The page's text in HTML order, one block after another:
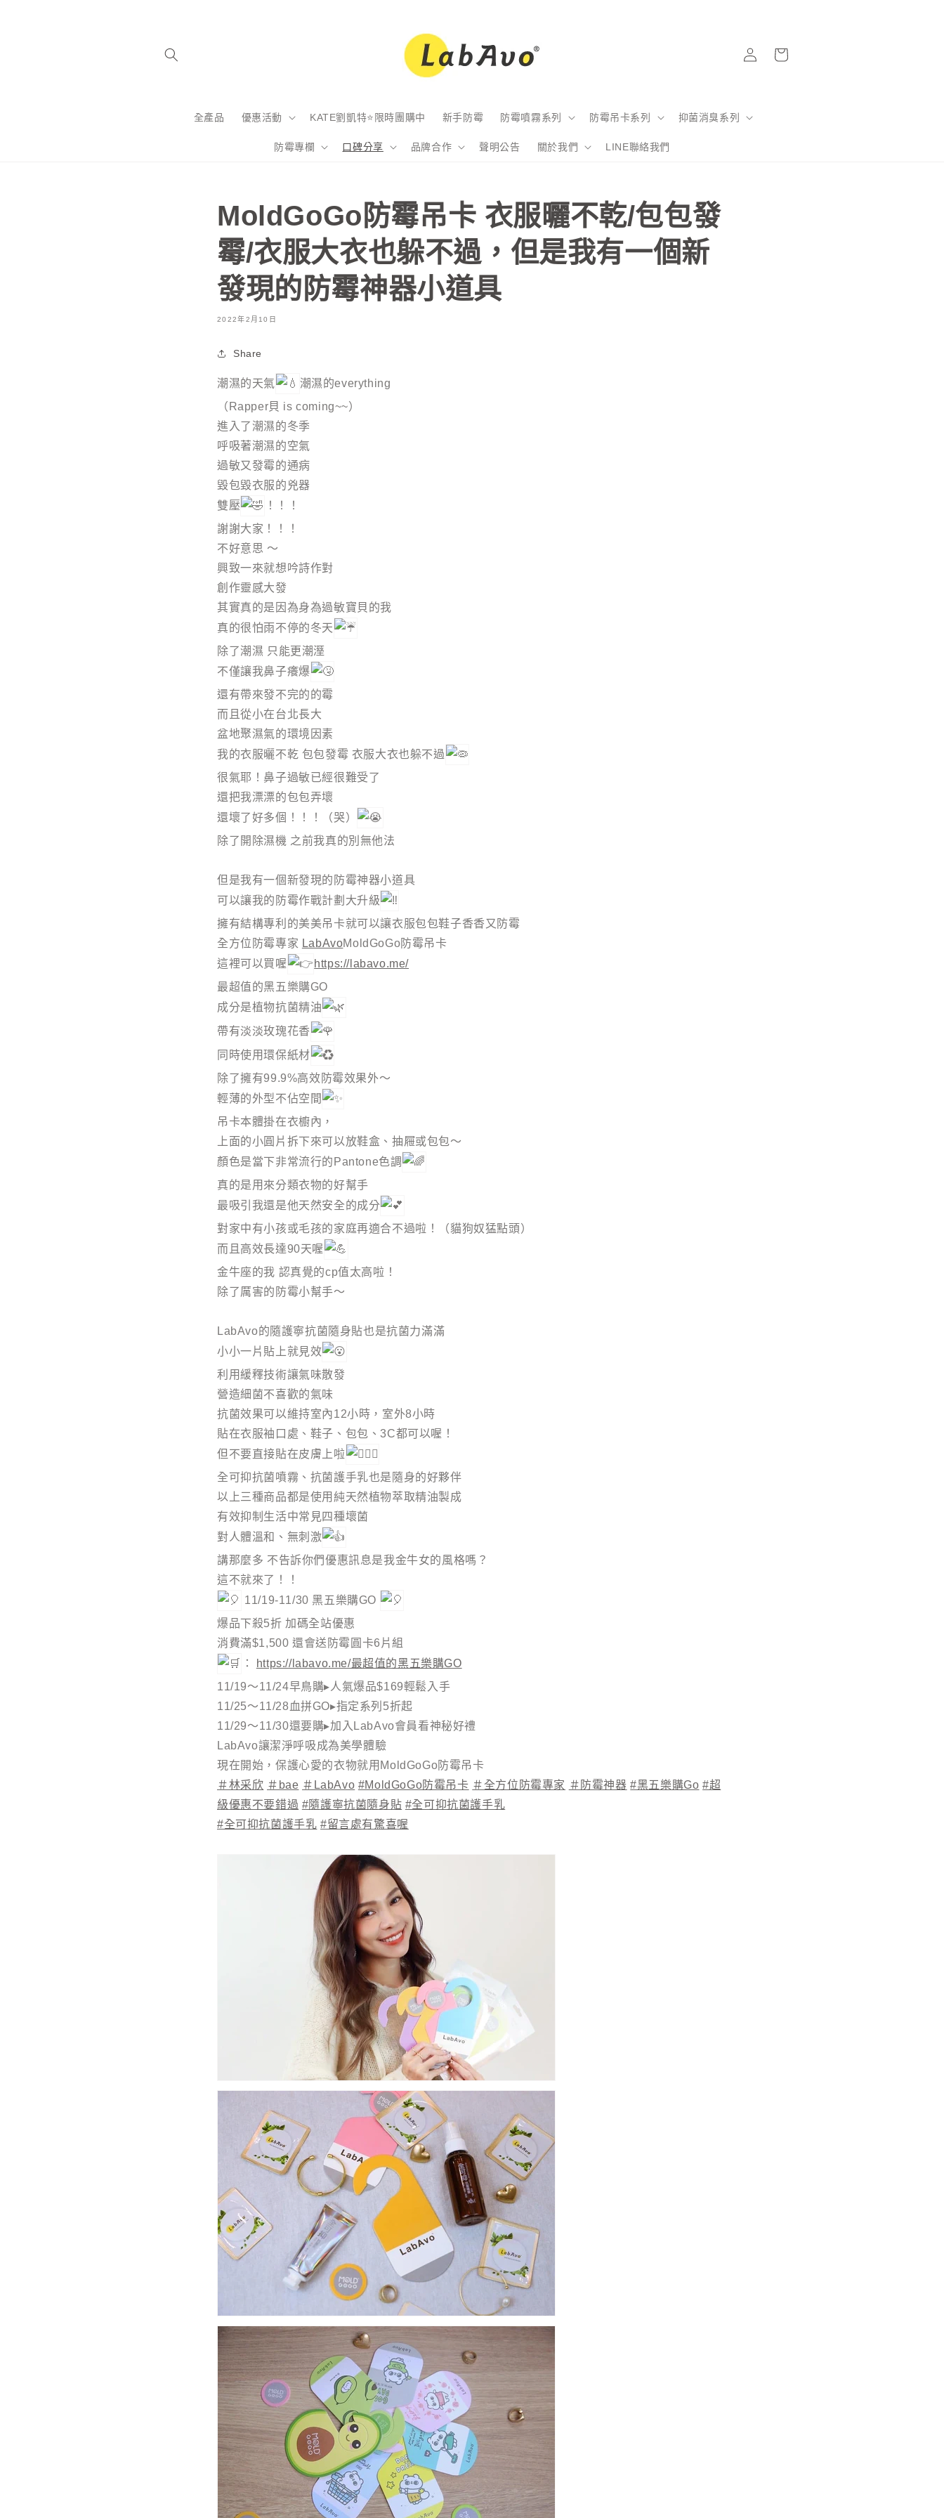
全產品 優惠活動 KATE劉凱特⭐限時團購中 新手防霉 防霉噴霧系列 防霉吊卡系列 抑菌消臭系列
防霉專欄 口碑分享 品牌合作 聲明公告 關於我們 LINE聯絡我們
入
物
MoldGoGo防霉吊卡 衣服曬不乾/包包發
霉/衣服大衣也躲不過，但是我有一個新
發現的防霉神器小道具
2022年2月10日
Share
潮濕的天氣
潮濕的everything
（Rapper貝 is coming~~）
進入了潮濕的冬季
呼吸著潮濕的空氣
過敏又發霉的通病
毀包毀衣服的兇器
雙壓
！！！
謝謝大家！！！
不好意思 ～
興致一來就想吟詩作對
創作靈感大發
其實真的是因為身為過敏寶貝的我
真的很怕雨不停的冬天
除了潮濕 只能更潮溼
不僅讓我鼻子癢爆
還有帶來發不完的的霉
而且從小在台北長大
盆地聚濕氣的環境因素
我的衣服曬不乾 包包發霉 衣服大衣也躲不過
很氣耶！鼻子過敏已經很難受了
還把我漂漂的包包弄壞
還壞了好多個！！！（哭）
除了開除濕機 之前我真的別無他法
但是我有一個新發現的防霉神器小道具
可以讓我的防霉作戰計劃大升級
擁有結構專利的美美吊卡就可以讓衣服包包鞋子香香又防霉
全方位防霉專家 LabAvoMoldGoGo防霉吊卡
這裡可以買喔
https://labavo.me/
最超值的黑五樂購GO
成分是植物抗菌精油
帶有淡淡玫瑰花香
同時使用環保紙材
除了擁有99.9%高效防霉效果外～
輕薄的外型不佔空間
吊卡本體掛在衣櫥內，
上面的小圓片拆下來可以放鞋盒、抽屜或包包～
顏色是當下非常流行的Pantone色調
真的是用來分類衣物的好幫手
最吸引我還是他天然安全的成分
對家中有小孩或毛孩的家庭再適合不過啦！（貓狗奴猛點頭）
而且高效長達90天喔
金牛座的我 認真覺的cp值太高啦！
除了厲害的防霉小幫手～
LabAvo的隨護寧抗菌隨身貼也是抗菌力滿滿
小小一片貼上就見效
利用緩釋技術讓氣味散發
營造細菌不喜歡的氣味
抗菌效果可以維持室內12小時，室外8小時
貼在衣服袖口處、鞋子、包包、3C都可以喔！
但不要直接貼在皮膚上啦
全可抑抗菌噴霧、抗菌護手乳也是隨身的好夥伴
以上三種商品都是使用純天然植物萃取精油製成
有效抑制生活中常見四種壞菌
對人體溫和、無刺激
講那麼多 不告訴你們優惠訊息是我金牛女的風格嗎？
這不就來了！！
11/19-11/30 黑五樂購GO
爆品下殺5折 加碼全站優惠
消費滿$1,500 還會送防霉圓卡6片組
：
https://labavo.me/最超值的黑五樂購GO
11/19～11/24早鳥購▸人氣爆品$169輕鬆入手
11/25～11/28血拼GO▸指定系列5折起
11/29～11/30還要購▸加入LabAvo會員看神秘好禮
LabAvo讓潔淨呼吸成為美學體驗
現在開始，保護心愛的衣物就用MoldGoGo防霉吊卡
＃林采欣 ＃bae ＃LabAvo #MoldGoGo防霉吊卡 ＃全方位防霉專家 ＃防霉神器 #黑五樂購Go #超
級優惠不要錯過 #隨護寧抗菌隨身貼 #全可抑抗菌護手乳
#全可抑抗菌護手乳 #留言處有驚喜喔